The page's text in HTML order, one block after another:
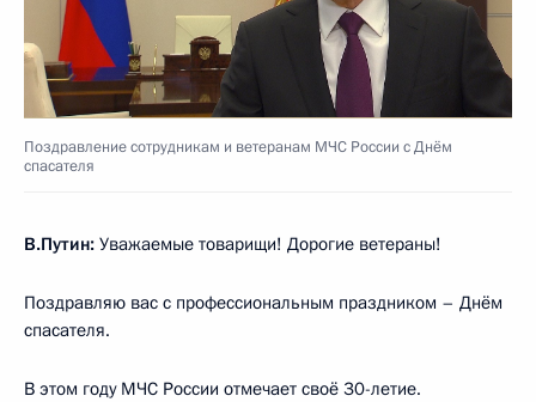
Поздравление сотрудникам и ветеранам МЧС России с Днём
спасателя
В.Путин: Уважаемые товарищи! Дорогие ветераны!
Поздравляю вас с профессиональным праздником – Днём
спасателя.
В этом году МЧС России отмечает своё 30-летие.